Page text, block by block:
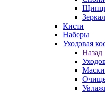
Кисти
Наборы
Уходовая
Назад
Маски